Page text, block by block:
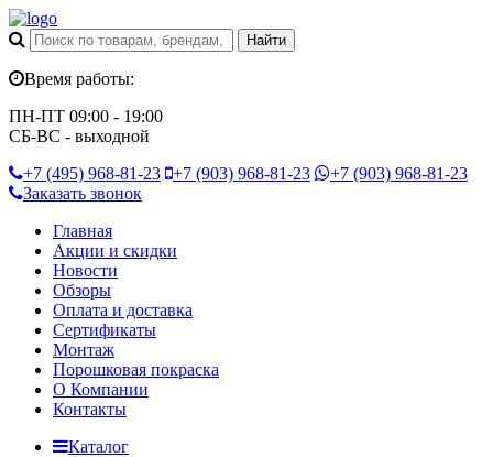
Время работы:
ПН-ПТ 09:00 - 19:00
СБ-ВС - выходной
+7 (495) 968-81-23 +7 (903) 968-81-23 +7 (903) 968-81-23
Заказать звонок
Главная
Акции и скидки
Новости
Обзоры
Оплата и доставка
Сертификаты
Монтаж
Порошковая покраска
О Компании
Контакты
Каталог